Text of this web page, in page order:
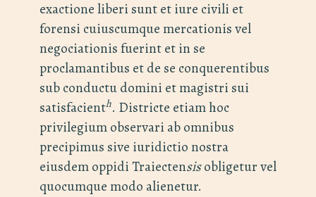
exactione liberi sunt et iure civili et
forensi cuiuscumque mercationis vel
negociationis fuerint et in se
proclamantibus et de se conquerentibus
sub conductu domini et magistri sui
satisfacienth. Districte etiam hoc
privilegium observari ab omnibus
precipimus sive iuridictio nostra
eiusdem oppidi Traiectensisobligetur vel
quocumque modo alienetur.